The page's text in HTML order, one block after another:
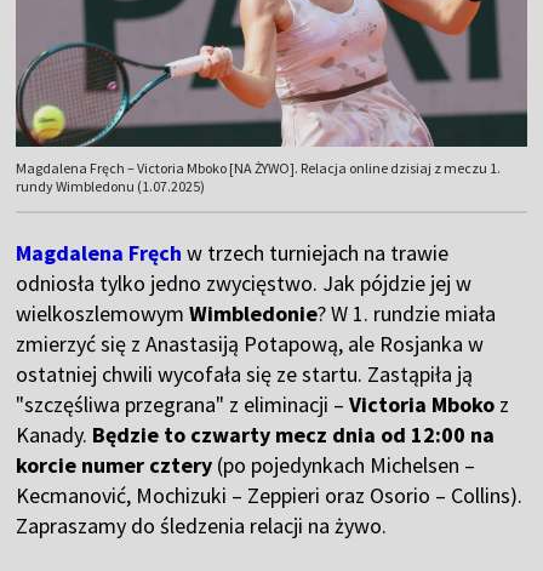
Magdalena Fręch – Victoria Mboko [NA ŻYWO]. Relacja online dzisiaj z meczu 1.
rundy Wimbledonu (1.07.2025)
Magdalena Fręch w trzech turniejach na trawie
odniosła tylko jedno zwycięstwo. Jak pójdzie jej w
wielkoszlemowymWimbledonie? W 1. rundzie miała
zmierzyć się z Anastasiją Potapową, ale Rosjanka w
ostatniej chwili wycofała się ze startu. Zastąpiła ją
"szczęśliwa przegrana" z eliminacji –Victoria Mboko z
Kanady. Będzie to czwarty mecz dnia od 12:00 na
korcie numer cztery (po pojedynkach Michelsen –
Kecmanović, Mochizuki – Zeppieri oraz Osorio – Collins).
Zapraszamy do śledzenia relacji na żywo.